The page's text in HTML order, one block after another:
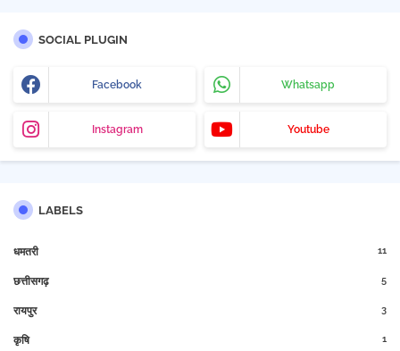
SOCIAL PLUGIN
Facebook Whatsapp
Instagram Youtube
LABELS
धमतरी 11
छत्तीसगढ़ 5
रायपुर 3
कृषि 1